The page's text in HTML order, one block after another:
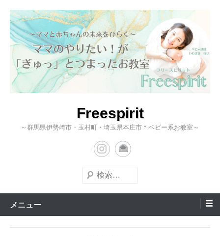
Freespirit
～群馬県伊勢崎市・玉村町・埼玉県本庄市＊ベビー系お教室～
検
索
メニュー